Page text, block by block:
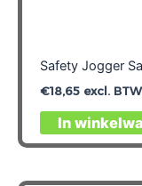
Safety Jogger
€18,65excl.
In